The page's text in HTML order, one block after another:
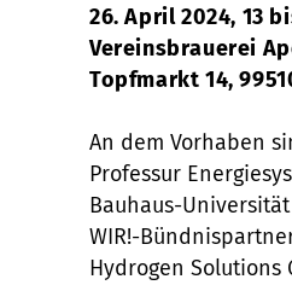
26. April 2024, 13
Vereinsbrauerei
Topfmarkt 14,
An dem Vorhaben
Professur
Bauhaus-
WIR!-
Hydrogen Solutions